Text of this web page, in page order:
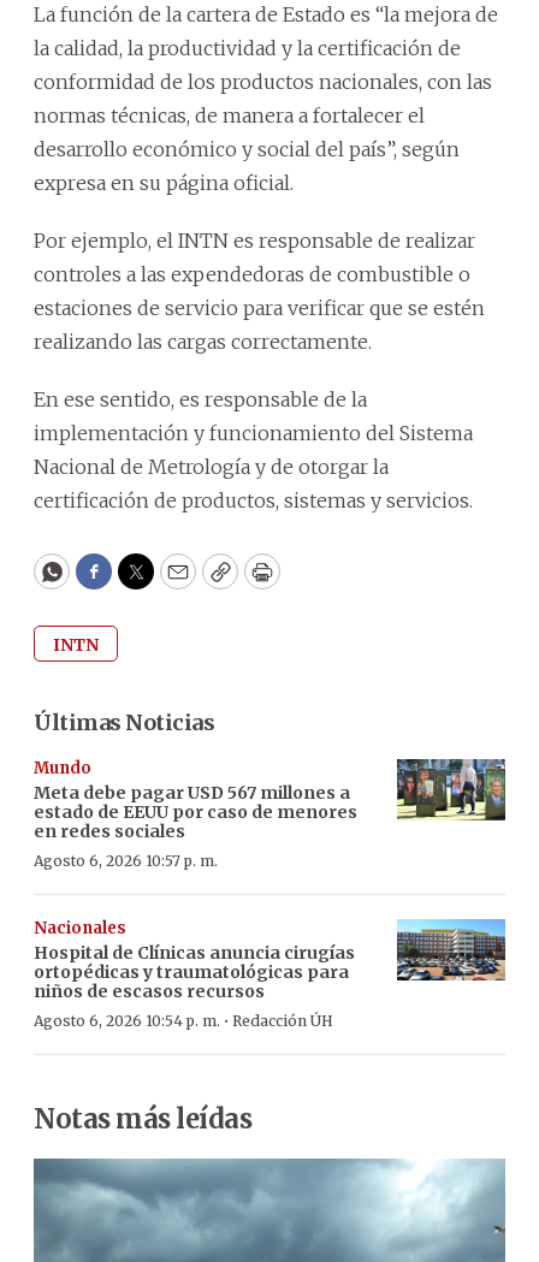
La función de la cartera de Estado es “la mejora de
la calidad, la productividad y la certificación de
conformidad de los productos nacionales, con las
normas técnicas, de manera a fortalecer el
desarrollo económico y social del país”, según
expresa en su página oficial.
Por ejemplo, el INTN es responsable de realizar
controles a las expendedoras de combustible o
estaciones de servicio para verificar que se estén
realizando las cargas correctamente.
En ese sentido, es responsable de la
implementación y funcionamiento del Sistema
Nacional de Metrología y de otorgar la
certificación de productos, sistemas y servicios.
WhatsApp
Facebook
Twitter
EmailCopyPrint
INTN
Últimas Noticias
Mundo
Meta debe pagar USD 567 millones a
estado de EEUU por caso de menores
en redes sociales
Agosto 6, 2026 10:57 p. m.
Nacionales
Hospital de Clínicas anuncia cirugías
ortopédicas y traumatológicas para
niños de escasos recursos
Agosto 6, 2026 10:54 p. m. · Redacción ÚH
Notas más leídas